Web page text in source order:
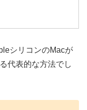
シリコンのMacが
代表的な方法でし